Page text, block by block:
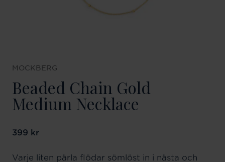
MOCKBERG
Beaded Chain Gold
Medium Necklace
Pris :399 kr
399 kr
Varje liten pärla flödar sömlöst in i nästa och